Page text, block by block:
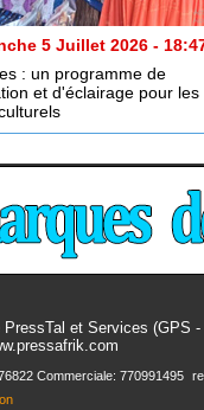
5 Juillet 2026 -
: un programme de
et d'éclairage pour les
et Services (GPS -
Commerciale: 770991495